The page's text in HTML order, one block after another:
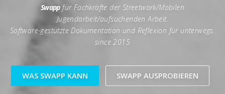
Swappfür Fachkräfte der Streetwork/Mobilen
Jugendarbeit/aufsuchenden Arbeit.
Software-gestützte Dokumentation und Reflexion für unterwegs.
since 2015
WAS SWAPP KANN SWAPP AUSPROBIEREN